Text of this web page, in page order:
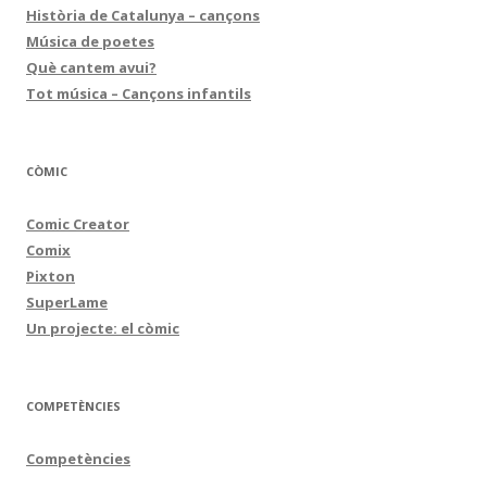
Història de Catalunya – cançons
Música de poetes
Què cantem avui?
Tot música – Cançons infantils
CÒMIC
Comic Creator
Comix
Pixton
SuperLame
Un projecte: el còmic
COMPETÈNCIES
Competències